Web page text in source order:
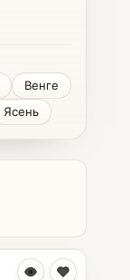
Венге
Ясень